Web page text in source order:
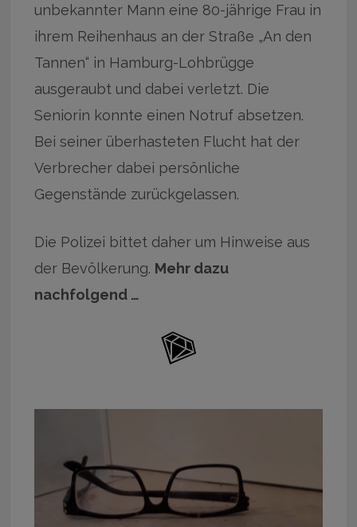
unbekannter Mann eine 80-jährige Frau in
ihrem Reihenhaus an der Straße „An den
Tannen“ in Hamburg-Lohbrügge
ausgeraubt und dabei verletzt. Die
Seniorin konnte einen Notruf absetzen.
Bei seiner überhasteten Flucht hat der
Verbrecher dabei persönliche
Gegenstände zurückgelassen.
Die Polizei bittet daher um Hinweise aus
der Bevölkerung. Mehr dazu
nachfolgend …